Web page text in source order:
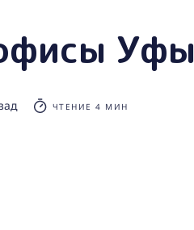
Уфы
ЧТЕНИЕ 4 МИН